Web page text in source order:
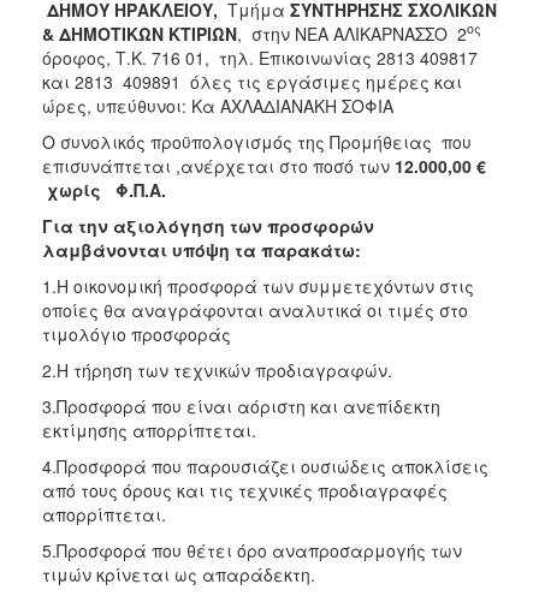
ΔΗΜΟΥ ΗΡΑΚΛΕΙΟΥ, Τμήμα ΣΥΝΤΗΡΗΣΗΣ ΣΧΟΛΙΚΩΝ
& ΔΗΜΟΤΙΚΩΝ ΚΤΙΡΙΩΝ, στην ΝΕΑ ΑΛΙΚΑΡΝΑΣΣΟ 2ος
όροφος, Τ.Κ. 716 01, τηλ. Επικοινωνίας 2813 409817
και 2813 409891 όλες τις εργάσιμες ημέρες και
ώρες, υπεύθυνοι: Κα ΑΧΛΑΔΙΑΝΑΚΗ ΣΟΦΙΑ
Ο συνολικός προϋπολογισμός της Προμήθειας που
επισυνάπτεται ,ανέρχεται στο ποσό των 12.000,00 €
χωρίς Φ.Π.Α.
Για την αξιολόγηση των προσφορών
λαμβάνονται υπόψη τα παρακάτω:
1.Η οικονομική προσφορά των συμμετεχόντων στις
οποίες θα αναγράφονται αναλυτικά οι τιμές στο
τιμολόγιο προσφοράς
2.Η τήρηση των τεχνικών προδιαγραφών.
3.Προσφορά που είναι αόριστη και ανεπίδεκτη
εκτίμησης απορρίπτεται.
4.Προσφορά που παρουσιάζει ουσιώδεις αποκλίσεις
από τους όρους και τις τεχνικές προδιαγραφές
απορρίπτεται.
5.Προσφορά που θέτει όρο αναπροσαρμογής των
τιμών κρίνεται ως απαράδεκτη.